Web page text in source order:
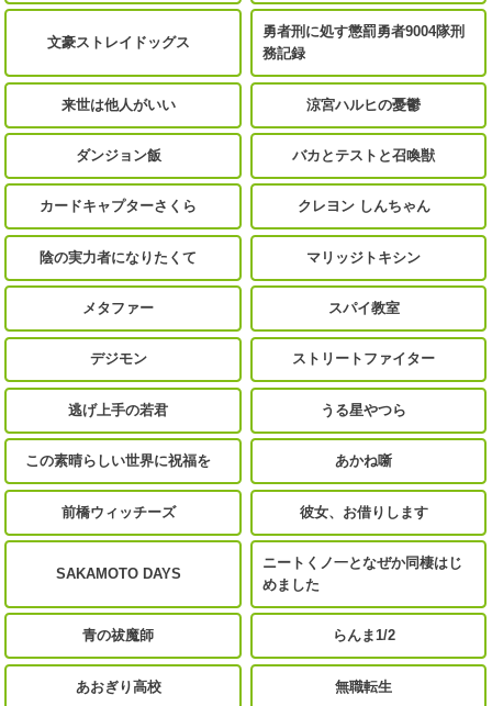
文豪ストレイドッグス
勇者刑に処す懲罰勇者9004隊刑
務記録
来世は他人がいい 涼宮ハルヒの憂鬱
ダンジョン飯 バカとテストと召喚獣
カードキャプターさくら クレヨン しんちゃん
陰の実力者になりたくて マリッジトキシン
メタファー スパイ教室
デジモン ストリートファイター
逃げ上手の若君 うる星やつら
この素晴らしい世界に祝福を あかね噺
前橋ウィッチーズ 彼女、お借りします
SAKAMOTO DAYS
ニートくノ一となぜか同棲はじ
めました
青の祓魔師 らんま1/2
あおぎり高校 無職転生